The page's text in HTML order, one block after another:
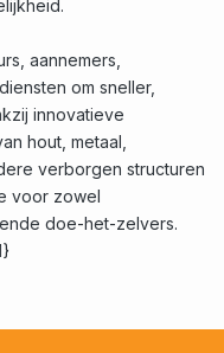
aannemers,
om sneller,
innovatieve
hout, metaal,
verborgen structuren
voor zowel
doe-het-zelvers.